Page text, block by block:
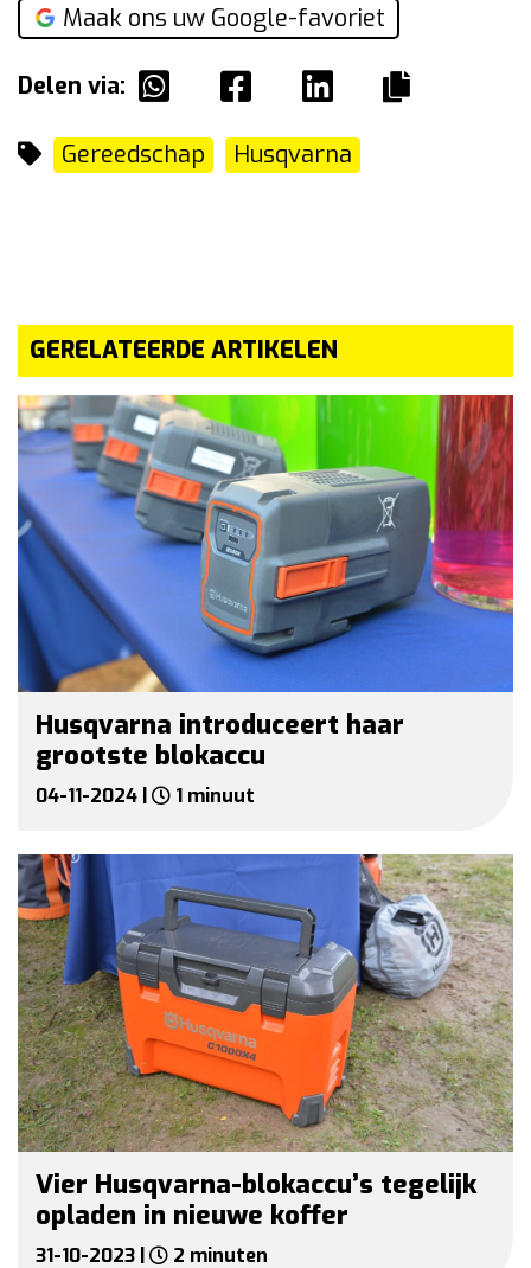
Maak ons uw Google-favoriet
Delen via:
Gereedschap Husqvarna
GERELATEERDE ARTIKELEN
Husqvarna introduceert haar
grootste blokaccu
04-11-2024 | 1 minuut
Vier Husqvarna-blokaccu’s tegelijk
opladen in nieuwe koffer
31-10-2023 | 2 minuten